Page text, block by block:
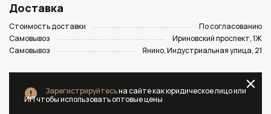
Доставка
Стоимость доставки
По согласованию
Самовывоз
Ириновский проспект, 1Ж
Самовывоз
Янино, Индустриальная улица, 21
Зарегистрируйтесьна сайте как юридическое лицо или
ИП чтобы использовать оптовые цены